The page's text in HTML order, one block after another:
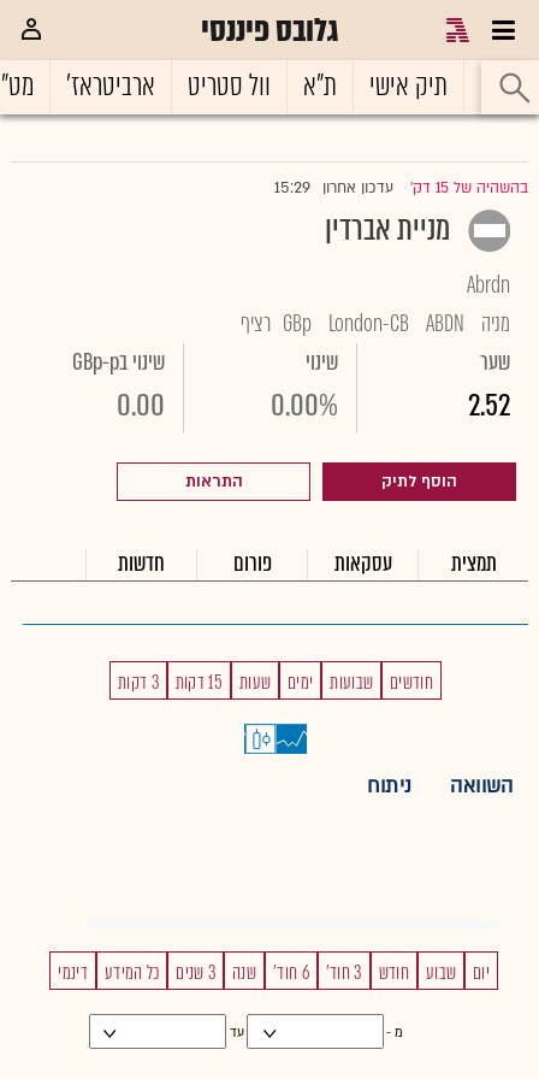
גלובס פיננסי
ראשי תיק אישי ת"א וול סטריט ארביטראז'
בהשהיה של 15 דק' עדכון אחרון 15:29
מניית אברדין
Abrdn
מניה
ABDN
London-CB
GBp רציף
שער
2.52
שינוי
0.00%
שינוי בGBp-p
0.00
הוסף לתיק התראות
תמצית עסקאות פורום חדשות
חודשים שבועות ימים שעות 15 דקות 3 דקות
השוואה ניתוח
יום שבוע חודש 3 חוד' 6 חוד' שנה 3 שנים כל המידע דינמי
מ - עד